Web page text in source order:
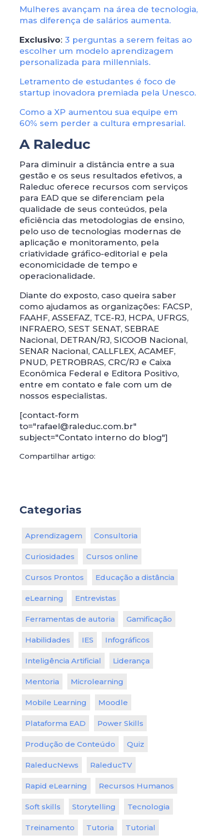
Mulheres avançam na área de tecnologia,
mas diferença de salários aumenta.
Exclusivo: 3 perguntas a serem feitas ao
escolher um modelo aprendizagem
personalizada para millennials.
Letramento de estudantes é foco de
startup inovadora premiada pela Unesco.
Como a XP aumentou sua equipe em
60% sem perder a cultura empresarial.
A Raleduc
Para diminuir a distância entre a sua
gestão e os seus resultados efetivos, a
Raleduc oferece recursos com serviços
para EAD que se diferenciam pela
qualidade de seus conteúdos, pela
eficiência das metodologias de ensino,
pelo uso de tecnologias modernas de
aplicação e monitoramento, pela
criatividade gráfico-editorial e pela
economicidade de tempo e
operacionalidade.
Diante do exposto, caso queira saber
como ajudamos as organizações: FACSP,
FAAHF, ASSEFAZ, TCE-RJ, HCPA, UFRGS,
INFRAERO, SEST SENAT, SEBRAE
Nacional, DETRAN/RJ, SICOOB Nacional,
SENAR Nacional, CALLFLEX, ACAMEF,
PNUD, PETROBRAS, CRC/RJ e Caixa
Econômica Federal e Editora Positivo,
entre em contato e fale com um de
nossos especialistas.
[contact-form
to="rafael@raleduc.com.br"
subject="Contato interno do blog"]
Compartilhar artigo:
Categorias
Aprendizagem Consultoria
Curiosidades Cursos online
Cursos Prontos Educação a distância
eLearning Entrevistas
Ferramentas de autoria Gamificação
Habilidades IES Infográficos
Inteligência Artificial Liderança
Mentoria Microlearning
Mobile Learning Moodle
Plataforma EAD Power Skills
Produção de Conteúdo Quiz
RaleducNews RaleducTV
Rapid eLearning Recursos Humanos
Soft skills Storytelling Tecnologia
Treinamento Tutoria Tutorial